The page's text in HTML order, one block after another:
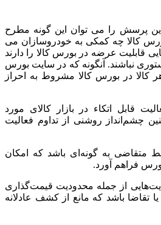
پرسش را می توان این گونه مطرح
کالا چه کمکی به خودروسازان می
قابلیت عرضه در بورس کالا را دارند
نباشند. آنگونه که در سایت بورس
کالا در بورس کالا مشروط به احراز
قابل اتکاء در بازار کالای مورد
چشم‌انداز روشنی از تداوم فعالیت
متقاضی به گونه‌ای باشد که امکان
فراهم آورد.
از جمله محدودیت قیمت‌گذاری
تقاضا باشد که مانع از کشف عادلانه